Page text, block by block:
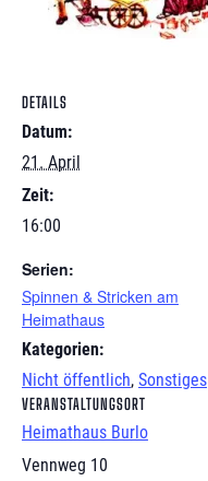
DETAILS
Datum:
21. April
Zeit:
16:00
Serien:
Spinnen & Stricken am
Heimathaus
Kategorien:
Nicht öffentlich, Sonstiges
VERANSTALTUNGSORT
Heimathaus Burlo
Vennweg 10